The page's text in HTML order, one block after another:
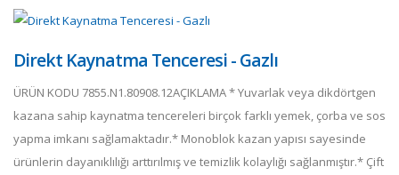
Direkt Kaynatma Tenceresi - Gazlı
ÜRÜN KODU 7855.N1.80908.12AÇIKLAMA * Yuvarlak veya dikdörtgen
kazana sahip kaynatma tencereleri birçok farklı yemek, çorba ve sos
yapma imkanı sağlamaktadır.* Monoblok kazan yapısı sayesinde
ürünlerin dayanıklılığı arttırılmış ve temizlik kolaylığı sağlanmıştır.* Çift